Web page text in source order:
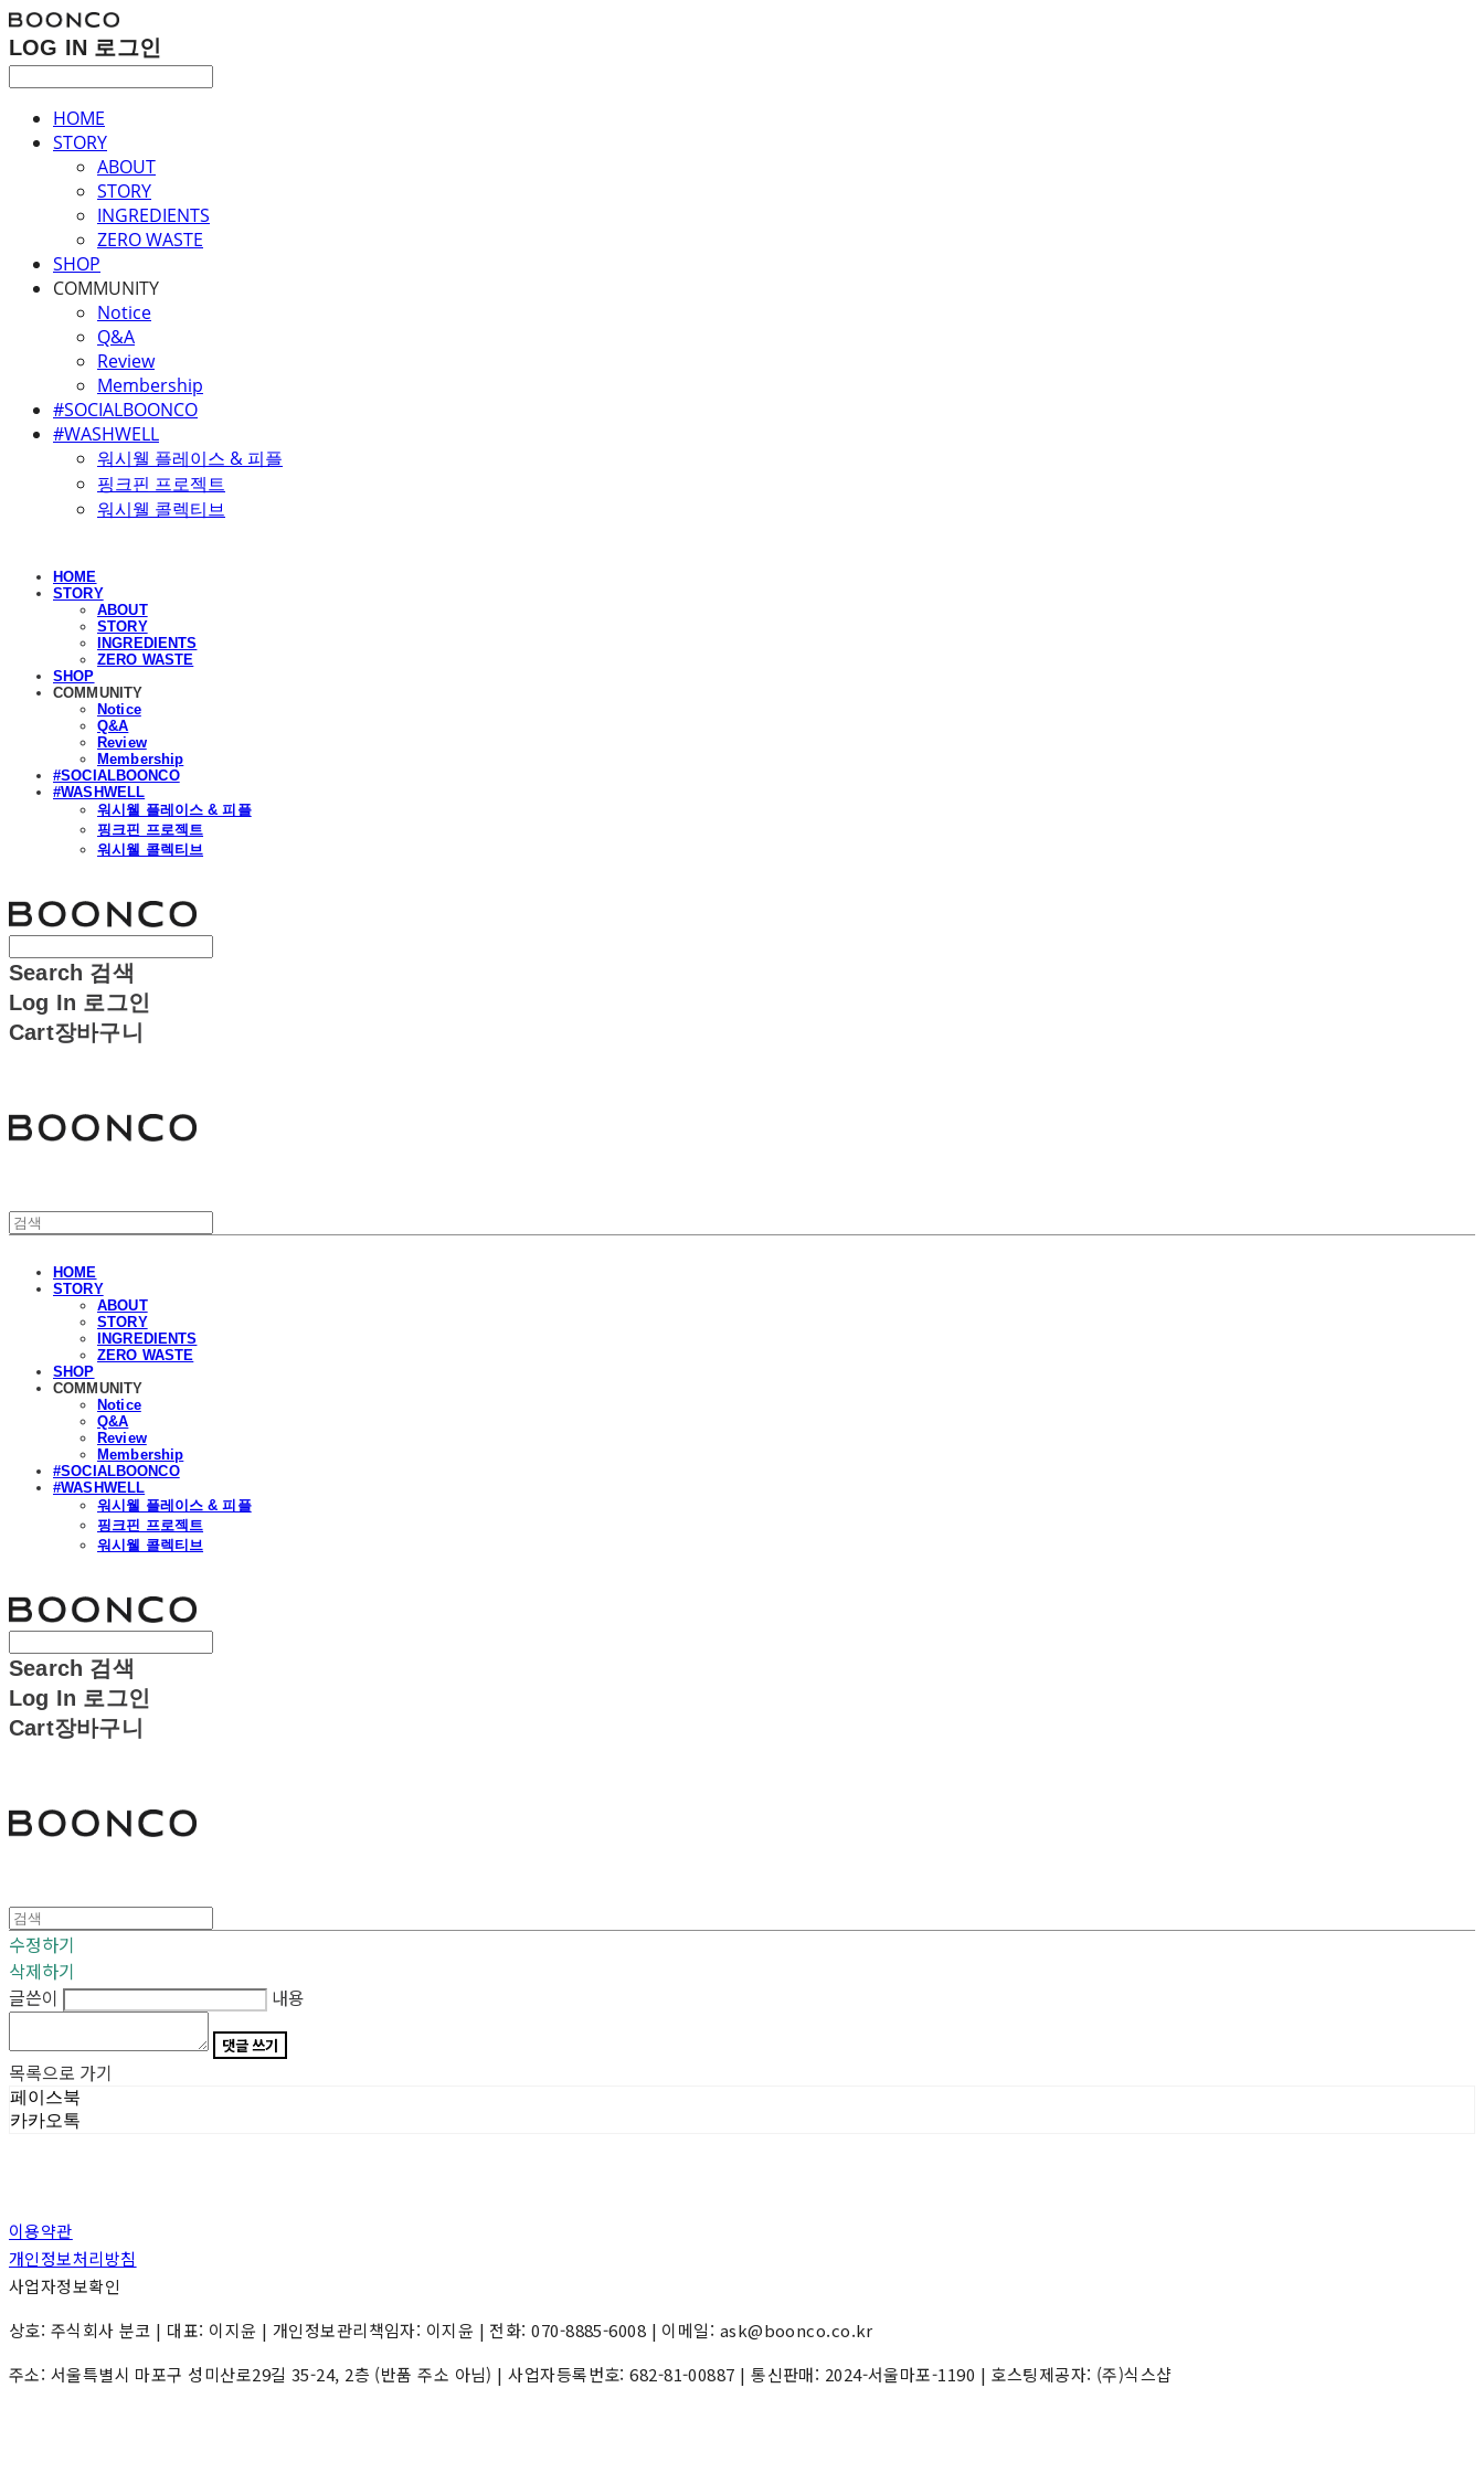
LOG IN 로그인
HOME
STORY
ABOUT
STORY
INGREDIENTS
ZERO WASTE
SHOP
COMMUNITY
Notice
Q&A
Review
Membership
#SOCIALBOONCO
#WASHWELL
워시웰 플레이스 & 피플
핑크핀 프로젝트
워시웰 콜렉티브
HOME
STORY
ABOUT
STORY
INGREDIENTS
ZERO WASTE
SHOP
COMMUNITY
Notice
Q&A
Review
Membership
#SOCIALBOONCO
#WASHWELL
워시웰 플레이스 & 피플
핑크핀 프로젝트
워시웰 콜렉티브
Search 검색
Log In 로그인
Cart장바구니
HOME
STORY
ABOUT
STORY
INGREDIENTS
ZERO WASTE
SHOP
COMMUNITY
Notice
Q&A
Review
Membership
#SOCIALBOONCO
#WASHWELL
워시웰 플레이스 & 피플
핑크핀 프로젝트
워시웰 콜렉티브
Search 검색
Log In 로그인
Cart장바구니
수정하기
삭제하기
글쓴이
내용
댓글 쓰기
목록으로 가기
페이스북
카카오톡
이용약관
개인정보처리방침
사업자정보확인
상호: 주식회사 분코 | 대표: 이지윤 | 개인정보관리책임자: 이지윤 | 전화: 070-8885-6008 | 이메일: ask@boonco.co.kr
주소: 서울특별시 마포구 성미산로29길 35-24, 2층 (반품 주소 아님) | 사업자등록번호:682-81-00887 | 통신판매: 2024-서울마포-1190 | 호스팅제공자: (주)식스샵